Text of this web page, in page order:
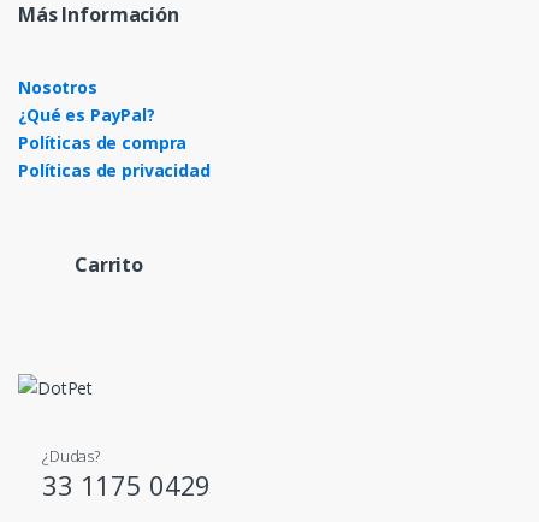
Más Información
Nosotros
¿Qué es PayPal?
Políticas de compra
Políticas de privacidad
Carrito
¿Dudas?
33 1175 0429